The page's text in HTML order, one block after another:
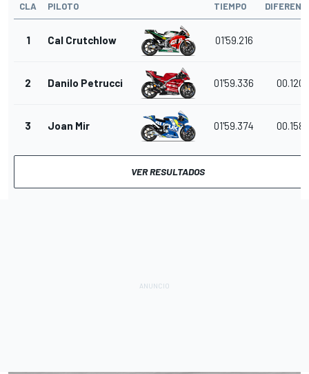
CLA PILOTO TIEMPO
1 Cal Crutchlow 01'59.216
2 Danilo Petrucci 01'59.336 00.120
3 Joan Mir 01'59.374 00.158
VER RESULTADOS